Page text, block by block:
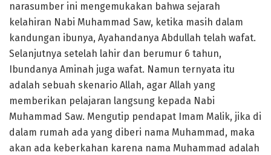
narasumber ini mengemukakan bahwa sejarah
kelahiran Nabi Muhammad Saw, ketika masih dalam
kandungan ibunya, Ayahandanya Abdullah telah wafat.
Selanjutnya setelah lahir dan berumur 6 tahun,
Ibundanya Aminah juga wafat. Namun ternyata itu
adalah sebuah skenario Allah, agar Allah yang
memberikan pelajaran langsung kepada Nabi
Muhammad Saw. Mengutip pendapat Imam Malik, jika di
dalam rumah ada yang diberi nama Muhammad, maka
akan ada keberkahan karena nama Muhammad adalah